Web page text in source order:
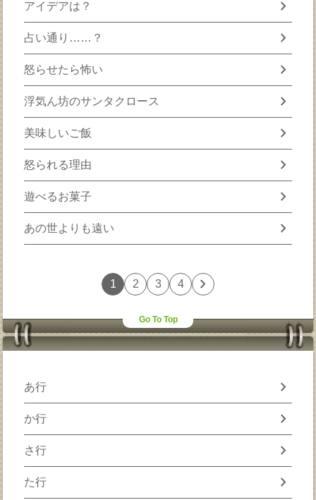
アイデアは？ chevron_right
占い通り……？ chevron_right
怒らせたら怖い chevron_right
浮気ん坊のサンタクロース chevron_right
美味しいご飯 chevron_right
怒られる理由 chevron_right
遊べるお菓子 chevron_right
あの世よりも遠い chevron_right
1 2 3 4 chevron_right
Go To Top
あ行 chevron_right
か行 chevron_right
さ行 chevron_right
た行 chevron_right